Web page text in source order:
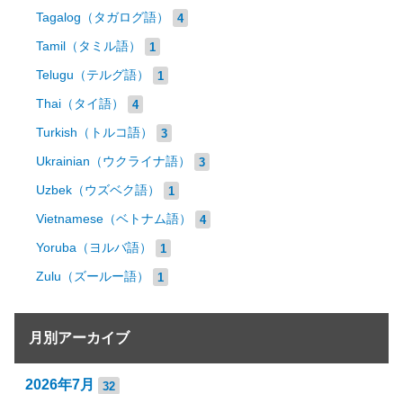
Tagalog（タガログ語） 4
Tamil（タミル語） 1
Telugu（テルグ語） 1
Thai（タイ語） 4
Turkish（トルコ語） 3
Ukrainian（ウクライナ語） 3
Uzbek（ウズベク語） 1
Vietnamese（ベトナム語） 4
Yoruba（ヨルバ語） 1
Zulu（ズールー語） 1
月別アーカイブ
2026年7月 32